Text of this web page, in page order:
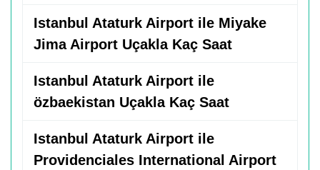
Istanbul Ataturk Airport ile Miyake
Jima Airport Uçakla Kaç Saat
Istanbul Ataturk Airport ile
özbaekistan Uçakla Kaç Saat
Istanbul Ataturk Airport ile
Providenciales International Airport